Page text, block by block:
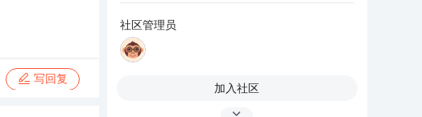
写回复
社区管理员
加入社区